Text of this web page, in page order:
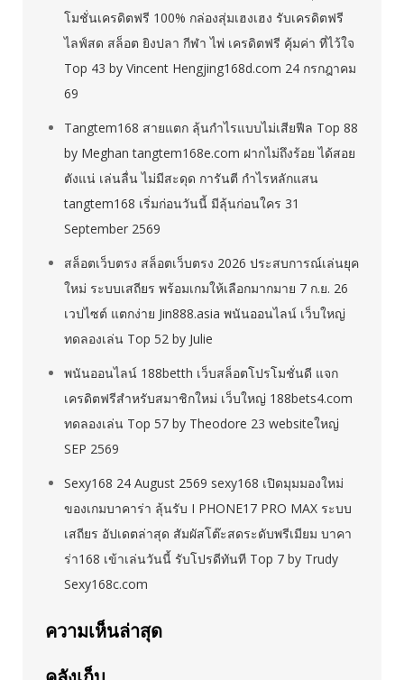
โมชั่นเครดิตฟรี 100% กล่องสุ่มเฮงเฮง รับเครดิตฟรี
ไลฟ์สด สล็อต ยิงปลา กีฬา ไพ่ เครดิตฟรี คุ้มค่า ที่ไว้ใจ
Top 43 by Vincent Hengjing168d.com 24 กรกฎาคม
69
Tangtem168 สายแตก ลุ้นกำไรแบบไม่เสียฟีล Top 88
by Meghan tangtem168e.com ฝากไม่ถึงร้อย ได้สอย
ตังแน่ เล่นลื่น ไม่มีสะดุด การันตี กำไรหลักแสน
tangtem168 เริ่มก่อนวันนี้ มีลุ้นก่อนใคร 31
September 2569
สล็อตเว็บตรง สล็อตเว็บตรง 2026 ประสบการณ์เล่นยุค
ใหม่ ระบบเสถียร พร้อมเกมให้เลือกมากมาย 7 ก.ย. 26
เวปไซต์ แตกง่าย Jin888.asia พนันออนไลน์ เว็บใหญ่
ทดลองเล่น Top 52 by Julie
พนันออนไลน์ 188betth เว็บสล็อตโปรโมชั่นดี แจก
เครดิตฟรีสำหรับสมาชิกใหม่ เว็บใหญ่ 188bets4.com
ทดลองเล่น Top 57 by Theodore 23 websiteใหญ่
SEP 2569
Sexy168 24 August 2569 sexy168 เปิดมุมมองใหม่
ของเกมบาคาร่า ลุ้นรับ I PHONE17 PRO MAX ระบบ
เสถียร อัปเดตล่าสุด สัมผัสโต๊ะสดระดับพรีเมียม บาคา
ร่า168 เข้าเล่นวันนี้ รับโปรดีทันที Top 7 by Trudy
Sexy168c.com
ความเห็นล่าสุด